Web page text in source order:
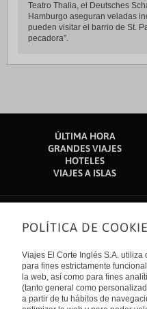
Teatro Thalia, el Deutsches
Hamburgo aseguran veladas
pueden visitar el barrio de St.
pecadora”.
ÚLTIMA HORA
GRANDES VIAJES
HOTELES
VIAJES A ISLAS
Sobre nosotros
Quiénes somos
Financiación
Sostenibilidad
Turismo accesible
Tarjeta El Corte Inglés
Trabaja con nosotros
Enlaces de interés
Guías de viaje
Catálogos
Internacional
POLÍTICA DE
Viajes El Corte Inglés S.A.
para fines estrictamente
la web, así como para fines
(tanto general como
a partir de tu hábitos de